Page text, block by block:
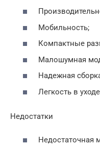
Мобильность;
Компактные
Малошумная
Надежная
Легкость в
Недостатки
Недостаточная